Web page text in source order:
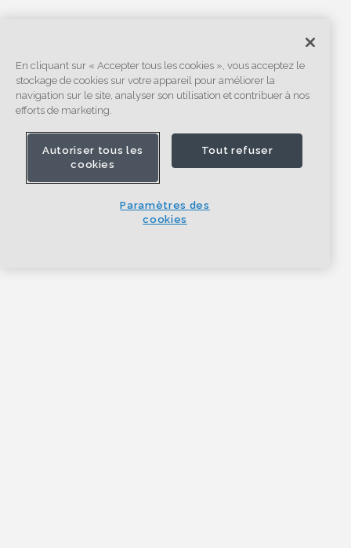
En cliquant sur « Accepter tous les cookies », vous acceptez le
stockage de cookies sur votre appareil pour améliorer la
navigation sur le site, analyser son utilisation et contribuer à nos
efforts de marketing.
Autoriser tous les
cookies
Tout refuser
Paramètres des
cookies